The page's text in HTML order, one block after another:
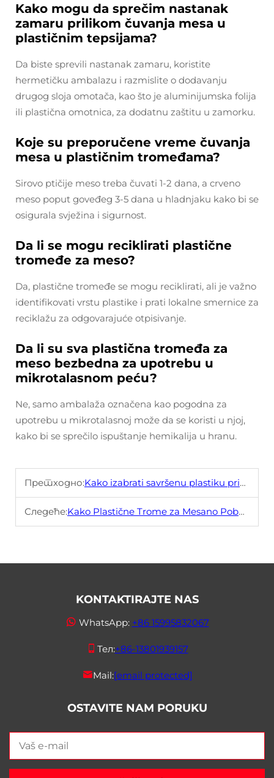
Kako mogu da sprečim nastanak
zamaru prilikom čuvanja mesa u
plastičnim tepsijama?
Da biste sprevili nastanak zamaru, koristite
hermetičku ambalazu i razmislite o dodavanju
drugog sloja omotača, kao što je aluminijumska folija
ili plastična omotnica, za dodatnu zaštitu u zamorku.
Koje su preporučene vreme čuvanja
mesa u plastičnim tromeđama?
Sirovo ptičije meso treba čuvati 1-2 dana, a crveno
meso poput goveđeg 3-5 dana u hladnjaku kako bi se
osigurala svježina i sigurnost.
Da li se mogu reciklirati plastične
tromeđe za meso?
Da, plastične tromeđe se mogu reciklirati, ali je važno
identifikovati vrstu plastike i prati lokalne smernice za
reciklažu za odgovarajuće otpisivanje.
Da li su sva plastična tromeđa za
meso bezbedna za upotrebu u
mikrotalasnom peću?
Ne, samo ambalaža označena kao pogodna za
upotrebu u mikrotalasnoj može da se koristi u njoj,
kako bi se sprečilo ispuštanje hemikalija u hranu.
Претходно:Kako izabrati savršenu plastiku pribor za meso po svojim potrebama
Следеће:Kako Plastične Trome za Mesano Poboljšavaju Rukovanje sa Hranom
KONTAKTIRAJTE NAS
WhatsApp: +86 15995832067
Тел:+86-13801939157
Mail:[email protected]
OSTAVITE NAM PORUKU